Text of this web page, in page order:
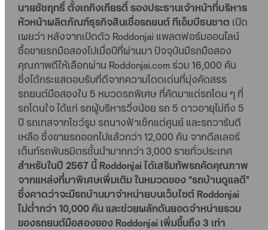
นายชัชฤทธิ์ ตั้งเถกิงเกียรติ์ รองประธานเจ้าหน้าที่บริหาร
หัวหน้าผลิตภัณฑ์ธุรกิจสินเชื่อรถยนต์ ทีเอ็มบีธนชาต เปิด
เผยว่า หลังจากเปิดตัว Roddonjai แพลตฟอร์มออนไลน์
ซื้อขายรถมือสองไปเมื่อปีที่ผ่านมา ปัจจุบันมีรถมือสอง
คุณภาพดีให้เลือกผ่าน Roddonjai.com ร่วม 16,000 คัน
ซึ่งได้กระแสตอบรับที่ดีจากความโดดเด่นที่มุ่งคัดสรร
รถยนต์มือสองใน 5 หมวดรถพิเศษ ที่คัดมาแต่รถโดน ๆ ที่
รถโดนใจ ได้แก่ รถผู้บริหารวิ่งน้อย รถ 5 ดาวอายุไม่ถึง 5
ปี รถเทสจากโชว์รูม รถนางฟ้าเช็กแต่ศูนย์ และรถวารันตี
เหลือ ซึ่งขายรถออกไปแล้วกว่า 12,000 คัน จากดีลเลอร์
เต็นท์รถพันธมิตรชั้นนำมากกว่า 3,000 รายทั่วประเทศ
สำหรับในปี 2567 นี้ Roddonjai ได้เสริมทัพรถคัดคุณภาพ
จากแหล่งที่มาพิเศษเพิ่มเติม ในหมวดของ “รถบ้านดูแลดี”
ซึ่งคาดว่าจะมีรถบ้านมาจำหน่ายบนเว็บไซต์ Roddonjai
ไม่ต่ำกว่า 10,000 คัน และช่วยผลักดันยอดจำหน่ายรวม
ของรถยนต์มือสองของ Roddonjai เพิ่มขึ้นถึง 3 เท่า